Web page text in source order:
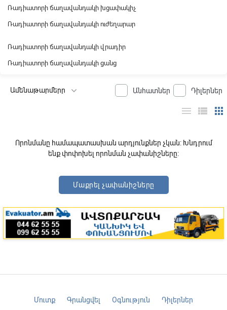
Ռադիատորի ճաղավանդակի խցափակիչ
Ռադիատորի ճաղավանդակի ուժեղարար
Ռադիատորի ճաղավանդակի վրադիր
Ռադիատորի ճաղավանդակի ցանց
Անհատներ Դիլերներ
apps
view_list
menu
Որոնմանը համապատասխան արդյունքներ չկան: Խնդրում
ենք փոփոխել որոնման չափանիշները:
Մաքրել չափանիշները
Մուտք Գրանցվել Օգնություն Դիլերներ